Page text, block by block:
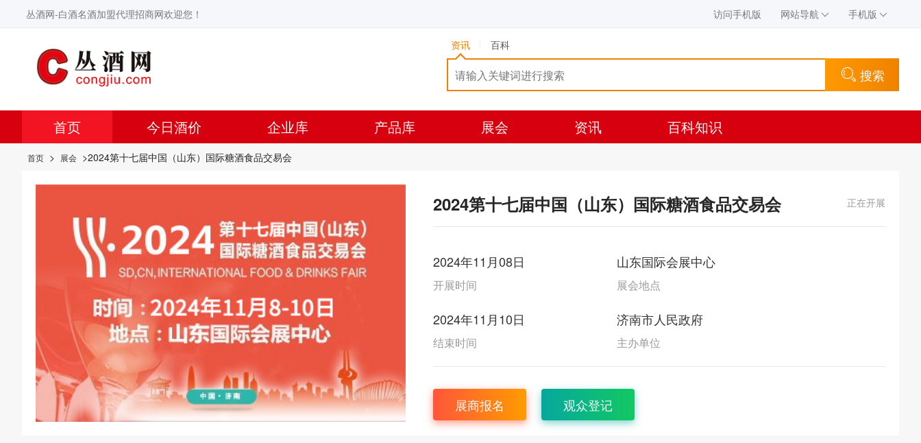
丛酒网-白酒名酒加盟代理招商网欢迎您！ 访问手机版 网站导航 手机版
资讯 百科
搜索
首页 今日酒价 企业库 产品库 展会 资讯 百科知识
首页 > 展会 >2024第十七届中国（山东）国际糖酒食品交易会
2024第十七届中国（山东）国际糖酒食品交易会 正在开展
2024年11月08日
开展时间
山东国际会展中心
展会地点
2024年11月10日
结束时间
济南市人民政府
主办单位
展商报名 观众登记